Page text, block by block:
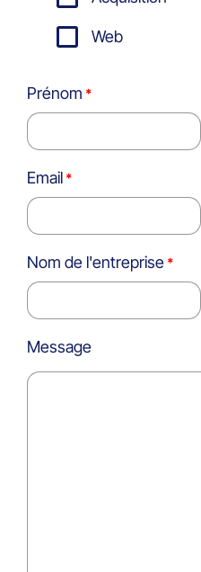
Web
Prénom
Email
Nom de l'entreprise
Message